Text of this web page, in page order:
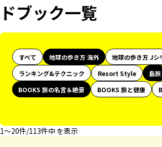
ドブック一覧
すべて 地球の歩き方 海外 地球の歩き方 Jシ
ランキング&テクニック
Resort Style 島旅
BOOKS 旅の名言＆絶景
BOOKS 旅と健康
1〜20件/113件中 を表示